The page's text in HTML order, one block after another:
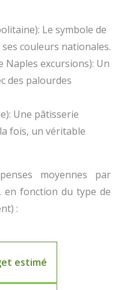
Le symbole de
couleurs nationales.
Naples excursions): Un
des palourdes
Une pâtisserie
fois, un véritable
moyennes par
fonction du type de
:
estimé